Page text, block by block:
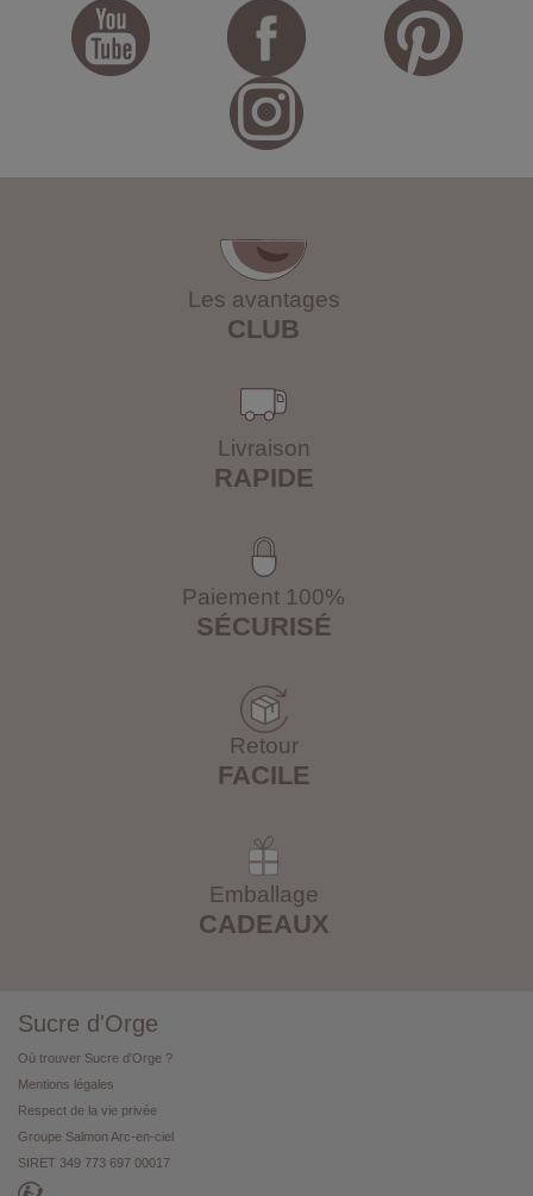
Les avantages
CLUB
Livraison
RAPIDE
Paiement 100%
SÉCURISÉ
Retour
FACILE
Emballage
CADEAUX
Sucre d'Orge
Où trouver Sucre d'Orge ?
Mentions légales
Respect de la vie privée
Groupe Salmon Arc-en-ciel
SIRET 349 773 697 00017